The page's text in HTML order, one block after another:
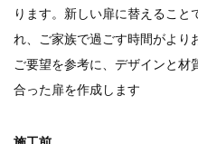
ります。新しい扉に替えること
れ、ご家族で過ごす時間がより
ご要望を参考に、デザインと材
合った扉を作成します